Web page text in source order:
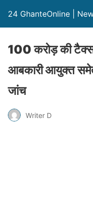
24 GhanteOnline |
100 करोड़ की
आबकारी आयुक्त
जांच
Writer D